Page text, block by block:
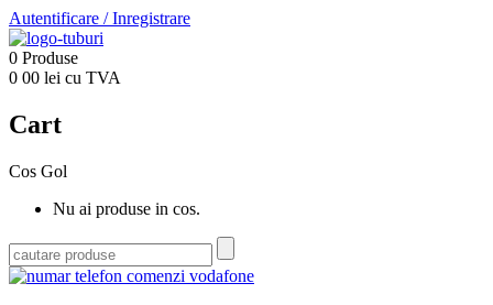
Autentificare /Inregistrare
0 Produse
0 00 lei cu TVA
Cart
Cos Gol
Nu ai produse in cos.